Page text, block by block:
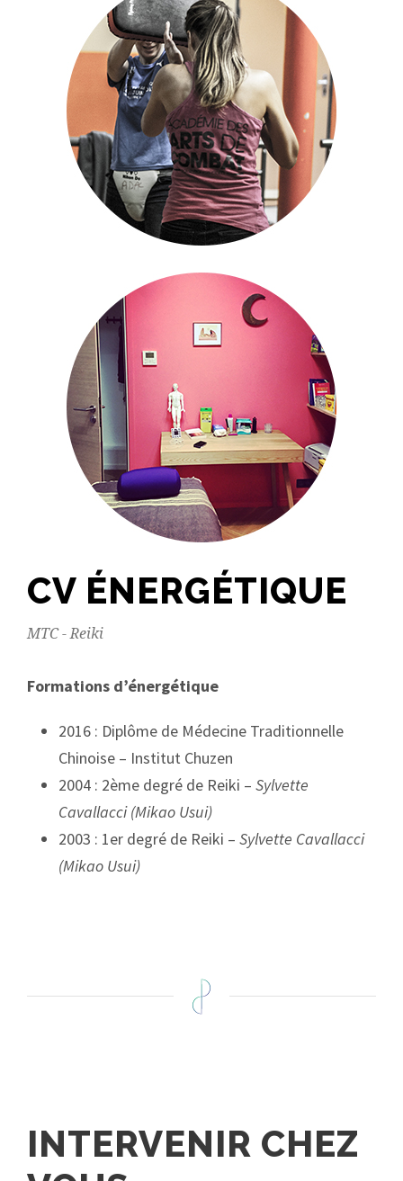
CV ÉNERGÉTIQUE
MTC - Reiki
Formations d’énergétique
2016 : Diplôme de Médecine Traditionnelle
Chinoise – Institut Chuzen
2004 : 2ème degré de Reiki – Sylvette
Cavallacci (Mikao Usui)
2003 : 1er degré de Reiki – Sylvette Cavallacci
(Mikao Usui)
INTERVENIR CHEZ